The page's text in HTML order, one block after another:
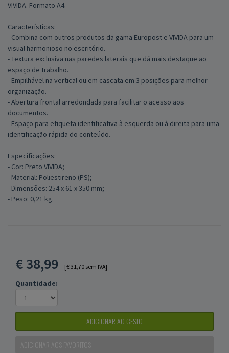
VIVIDA. Formato A4.
Características:
- Combina com outros produtos da gama Europost e VIVIDA para um
visual harmonioso no escritório.
- Textura exclusiva nas paredes laterais que dá mais destaque ao
espaço de trabalho.
- Empilhável na vertical ou em cascata em 3 posições para melhor
organização.
- Abertura frontal arredondada para facilitar o acesso aos
documentos.
- Espaço para etiqueta identificativa à esquerda ou à direita para uma
identificação rápida do conteúdo.
Especificações:
- Cor: Preto VIVIDA;
- Material: Poliestireno (PS);
- Dimensões: 254 x 61 x 350 mm;
- Peso: 0,21 kg.
€38,99 [€ 31,70 sem IVA]
Quantidade:
ADICIONAR AO CESTO
ADICIONAR AOS FAVORITOS